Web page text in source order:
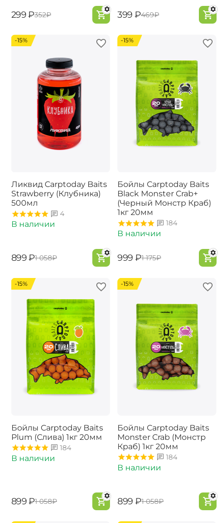
‍299‍ ₽‍352‍₽ ‍399‍ ₽‍469‍₽
-15%
Ликвид Carptoday Baits
Strawberry (Клубника)
500мл
4
В наличии
‍899‍ ₽‍1 058‍₽
-15%
Бойлы Carptoday Baits
Black Monster Crab+
(Черный Монстр Краб)
1кг 20мм
184
В наличии
‍999‍ ₽‍1 175‍₽
-15%
Бойлы Carptoday Baits
Plum (Слива) 1кг 20мм
184
В наличии
‍899‍ ₽‍1 058‍₽
-15%
Бойлы Carptoday Baits
Monster Crab (Монстр
Краб) 1кг 20мм
184
В наличии
‍899‍ ₽‍1 058‍₽